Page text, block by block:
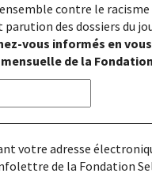
votre adresse
à recevoir l'infolettre de
conformément à notre
. Il vous sera possible
à tout moment.
Fondation Seligmann|Mentions
contre le racisme
parution des dossiers du
vous informés en
de la
votre adresse
de la Fondation